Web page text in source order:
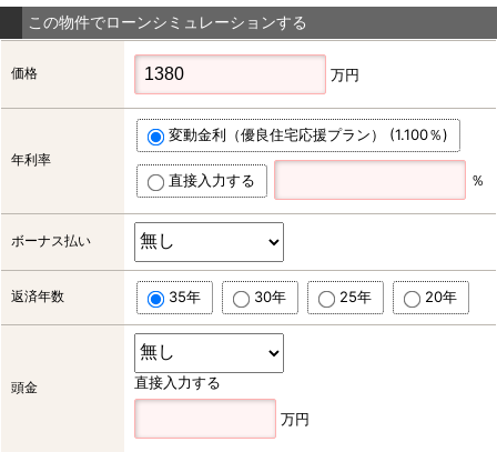
この物件でローンシミュレーションする
価格 万円
年利率
変動金利（優良住宅応援プラン） (1.100％)
直接入力する ％
ボーナス払い
返済年数 35年 30年 25年 20年
頭金 直接入力する
万円